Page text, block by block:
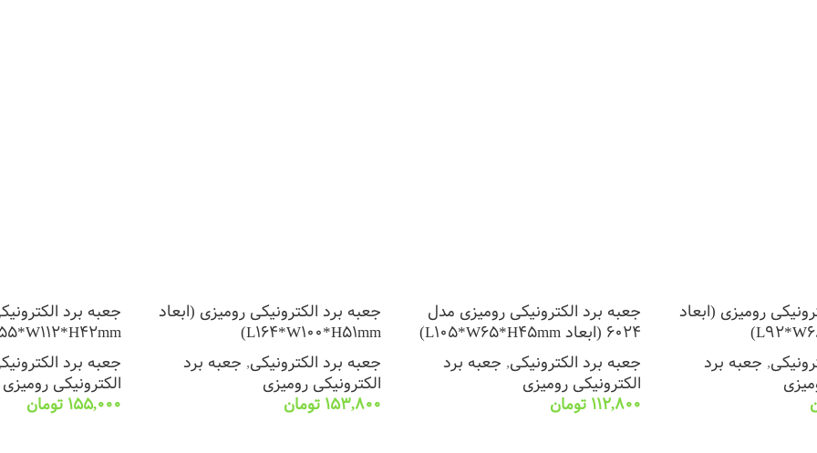
رومیزی (ابعاد
, جعبه برد
جعبه برد الکترونیکی رومیزی مدل
6024 (ابعاد L105*W65*H45mm)
جعبه برد الکترونیکی, جعبه برد
الکترونیکی رومیزی
112,800 تومان
جعبه برد الکترونیکی رومیزی (ابعاد
L164*W100*H51mm)
جعبه برد الکترونیکی, جعبه برد
الکترونیکی رومیزی
153,800 تومان
جعبه برد
جعبه برد
الکترونیکی رومیزی
155,000 تومان